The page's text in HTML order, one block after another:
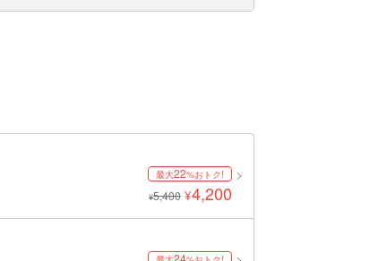
最大22%おトク!
¥5,400 ¥4,200
24